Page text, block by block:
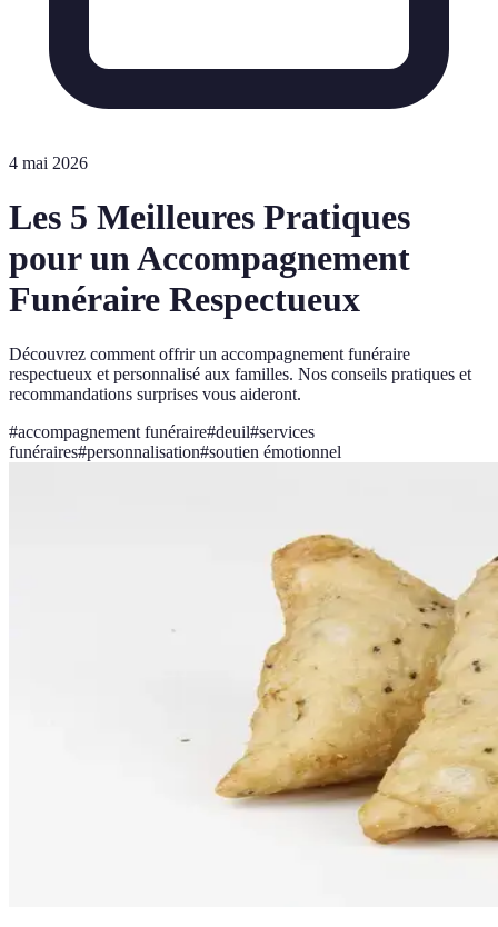
4 mai 2026
Les 5 Meilleures Pratiques
pour un Accompagnement
Funéraire Respectueux
Découvrez comment offrir un accompagnement funéraire
respectueux et personnalisé aux familles. Nos conseils pratiques et
recommandations surprises vous aideront.
#accompagnement funéraire#deuil#services
funéraires#personnalisation#soutien émotionnel